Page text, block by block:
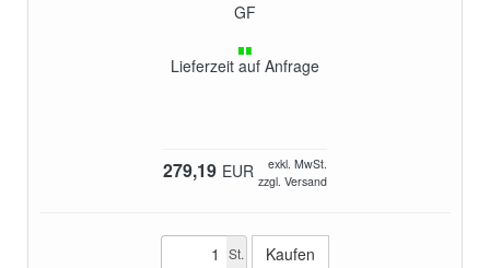
GF
Lieferzeit auf Anfrage
279,19 EUR
exkl. MwSt.
zzgl. Versand
St.